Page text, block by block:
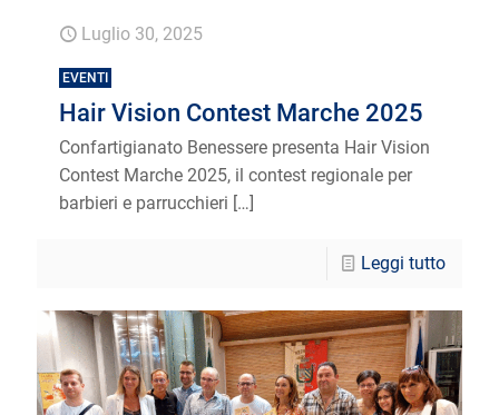
Luglio 30, 2025
EVENTI
Hair Vision Contest Marche 2025
Confartigianato Benessere presenta Hair Vision
Contest Marche 2025, il contest regionale per
barbieri e parrucchieri […]
Leggi tutto